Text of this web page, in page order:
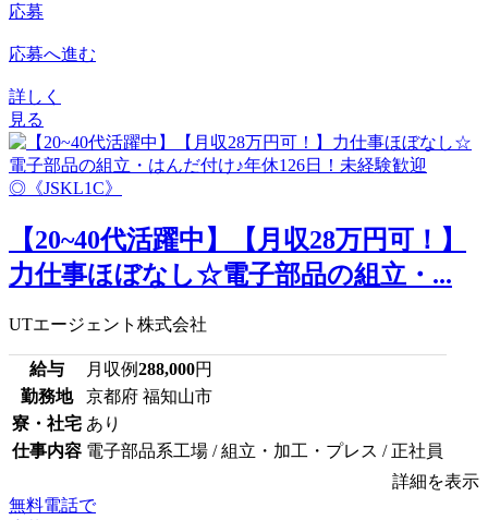
応募
応募へ進む
詳しく
見る
【20~40代活躍中】【月収28万円可！】
力仕事ほぼなし☆電子部品の組立・...
UTエージェント株式会社
給与 月収例288,000円
勤務地
京都府 福知山市
寮・社宅 あり
仕事内容 電子部品系工場 / 組立・加工・プレス / 正社員
詳細を表示
無料電話で